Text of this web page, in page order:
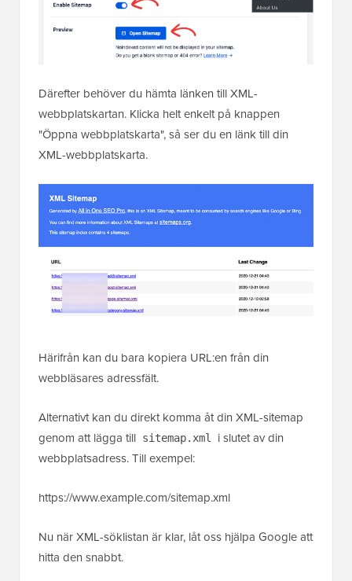
Därefter behöver du hämta länken till XML-
webbplatskartan. Klicka helt enkelt på knappen
"Öppna webbplatskarta", så ser du en länk till din
XML-webbplatskarta.
Härifrån kan du bara kopiera URL:en från din
webbläsares adressfält.
Alternativt kan du direkt komma åt din XML-sitemap
genom att lägga till sitemap.xml
i slutet av din
webbplatsadress. Till exempel:
https://www.example.com/sitemap.xml
Nu när XML-söklistan är klar, låt oss hjälpa Google att
hitta den snabbt.